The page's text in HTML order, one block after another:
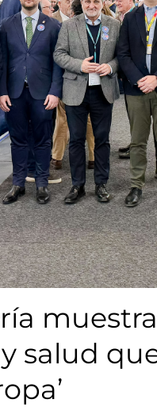
salud